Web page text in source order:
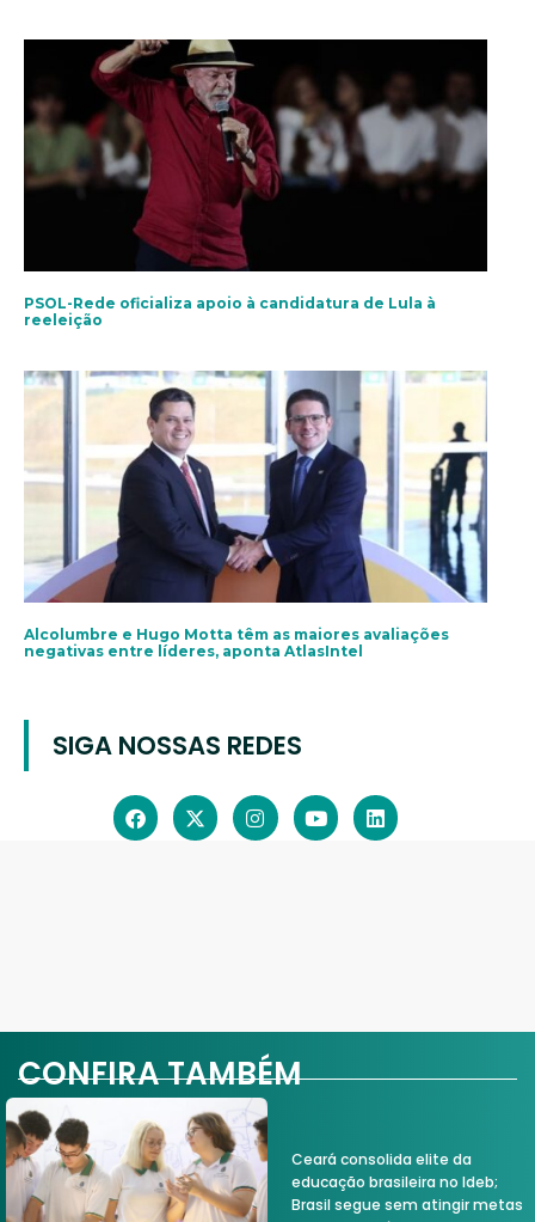
PSOL-Rede oficializa apoio à candidatura de Lula à
reeleição
Alcolumbre e Hugo Motta têm as maiores avaliações
negativas entre líderes, aponta AtlasIntel
SIGA NOSSAS REDES
CONFIRA TAMBÉM
Ceará consolida elite da
educação brasileira no Ideb;
Brasil segue sem atingir metas